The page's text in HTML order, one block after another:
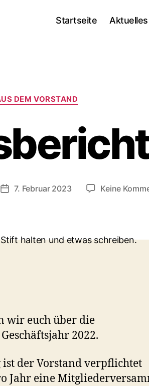
Startseite Aktuelles
Kategorien
DEM VORSTAND
Veröffentlichungsdatum
7. Februar 2023 Keine
wir euch über die
2022.
ist der Vorstand verpflichtet
Jahr eine